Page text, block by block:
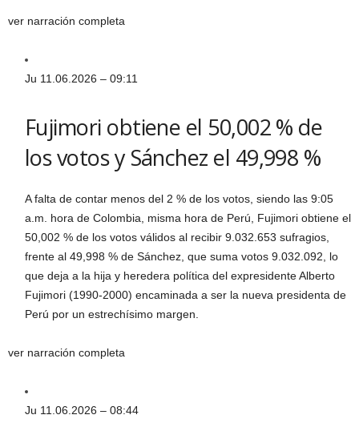
ver narración completa
Ju 11.06.2026 – 09:11
Fujimori obtiene el 50,002 % de
los votos y Sánchez el 49,998 %
A falta de contar menos del 2 % de los votos, siendo las 9:05
a.m. hora de Colombia, misma hora de Perú, Fujimori obtiene el
50,002 % de los votos válidos al recibir 9.032.653 sufragios,
frente al 49,998 % de Sánchez, que suma votos 9.032.092, lo
que deja a la hija y heredera política del expresidente Alberto
Fujimori (1990-2000) encaminada a ser la nueva presidenta de
Perú por un estrechísimo margen.
ver narración completa
Ju 11.06.2026 – 08:44